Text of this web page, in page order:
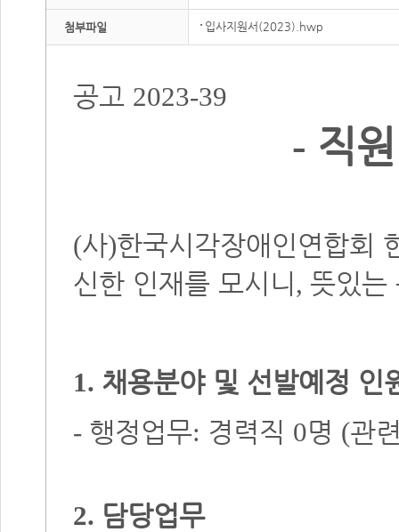
첨부파일 입사지원서(2023).hwp
공고 2023-39
- 직
(사)한국시각장애인연합회
신한 인재를 모시니 , 뜻있는
1. 채용분야 및 선발예정 인
- 행정업무: 경력직 0명 (관
2. 담당업무